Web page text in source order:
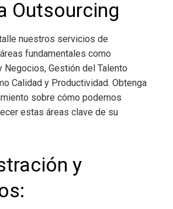
Outsourcing
nuestros servicios de
fundamentales como
Negocios, Gestión del Talento
Calidad y Productividad. Obtenga
sobre cómo podemos
estas áreas clave de su
y